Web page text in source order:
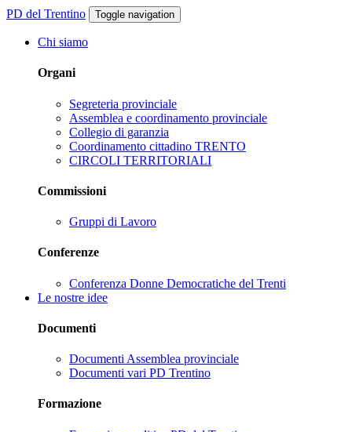
PD del Trentino Toggle navigation
Chi siamo
Organi
Segreteria provinciale
Assemblea e coordinamento provinciale
Collegio di garanzia
Coordinamento cittadino TRENTO
CIRCOLI TERRITORIALI
Commissioni
Gruppi di Lavoro
Conferenze
Conferenza Donne Democratiche del Trenti
Le nostre idee
Documenti
Documenti Assemblea provinciale
Documenti vari PD Trentino
Formazione